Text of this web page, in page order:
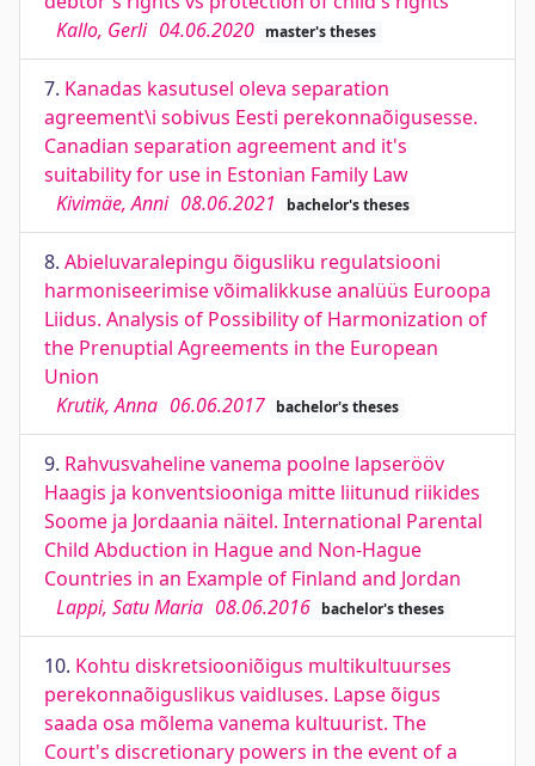
Kallo, Gerli 04.06.2020 master's theses
7. Kanadas kasutusel oleva separation
agreement\i sobivus Eesti perekonnaõigusesse.
Canadian separation agreement and it's
suitability for use in Estonian Family Law
Kivimäe, Anni 08.06.2021 bachelor's theses
8. Abieluvaralepingu õigusliku regulatsiooni
harmoniseerimise võimalikkuse analüüs Euroopa
Liidus. Analysis of Possibility of Harmonization of
the Prenuptial Agreements in the European
Union
Krutik, Anna 06.06.2017 bachelor's theses
9. Rahvusvaheline vanema poolne lapserööv
Haagis ja konventsiooniga mitte liitunud riikides
Soome ja Jordaania näitel. International Parental
Child Abduction in Hague and Non-Hague
Countries in an Example of Finland and Jordan
Lappi, Satu Maria 08.06.2016 bachelor's theses
10. Kohtu diskretsiooniõigus multikultuurses
perekonnaõiguslikus vaidluses. Lapse õigus
saada osa mõlema vanema kultuurist. The
Court's discretionary powers in the event of a